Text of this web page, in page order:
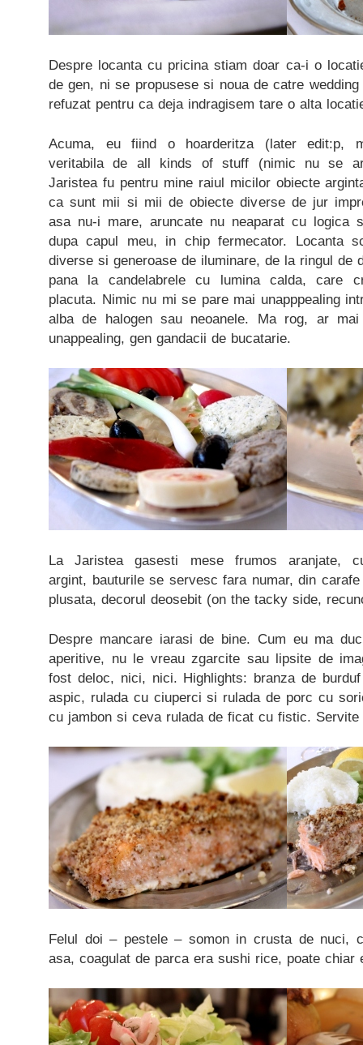
Despre locanta cu pricina stiam doar ca-i o
de gen, ni se propusese si noua de catre
refuzat pentru ca deja indragisem tare o alta
Acuma, eu fiind o hoarderitza (later edit:p,
veritabila de all kinds of stuff (nimic nu se
Jaristea fu pentru mine raiul micilor obiecte
ca sunt mii si mii de obiecte diverse de jur
asa nu-i mare, aruncate nu neaparat cu logica
dupa capul meu, in chip fermecator. Locanta
diverse si generoase de iluminare, de la ringul de
pana la candelabrele cu lumina calda, care
placuta. Nimic nu mi se pare mai unapppealing
alba de halogen sau neoanele. Ma rog, ar
unappealing, gen gandacii de bucatarie.
La Jaristea gasesti mese frumos aranjate,
argint, bauturile se servesc fara numar, din
plusata, decorul deosebit (on the tacky side,
Despre mancare iarasi de bine. Cum eu ma
aperitive, nu le vreau zgarcite sau lipsite de
fost deloc, nici, nici. Highlights: branza de
aspic, rulada cu ciuperci si rulada de porc cu
cu jambon si ceva rulada de ficat cu fistic.
Felul doi – pestele – somon in crusta de nuci,
asa, coagulat de parca era sushi rice, poate chiar